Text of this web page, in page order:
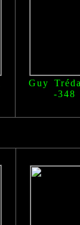
Guy
-348